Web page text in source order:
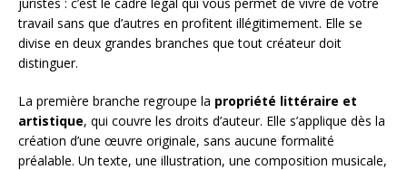
travail sans que d’autres en profitent illégitimement. Elle se
divise en deux grandes branches que tout créateur doit
distinguer.
La première branche regroupe la propriété littéraire et
artistique, qui couvre les droits d’auteur. Elle s’applique dès la
création d’une œuvre originale, sans aucune formalité
préalable. Un texte, une illustration, une composition musicale,